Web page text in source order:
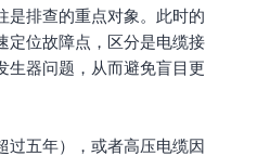
是排查的重点对象。此时的
定位故障点，区分是电缆接
生器问题，从而避免盲目更
过五年），或者高压电缆因